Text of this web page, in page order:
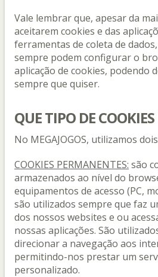
Vale lembrar que, apesar da
aceitarem cookies e das
ferramentas de coleta de
sempre podem configurar o
aplicação de cookies, podendo
sempre que quiser.
QUE TIPO DE
No MEGAJOGOS, utilizamos
COOKIES PERMANENTES: são
armazenados ao nível do
equipamentos de acesso (PC,
são utilizados sempre que faz
dos nossos websites e ou
nossas aplicações. São
direcionar a navegação aos
permitindo-nos prestar um
personalizado.